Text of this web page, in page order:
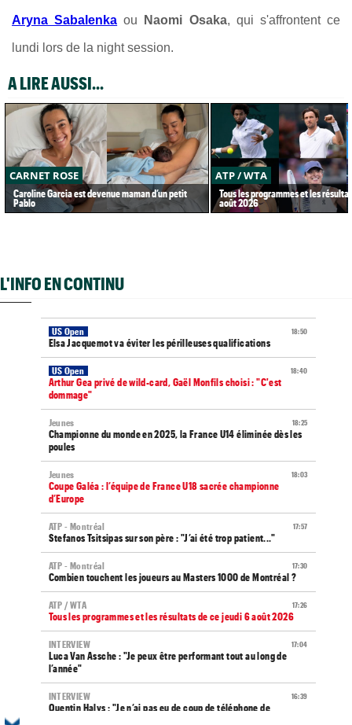
Aryna Sabalenka ou Naomi Osaka, qui s'affrontent ce
lundi lors de la night session.
A LIRE AUSSI...
CARNET ROSE
Caroline Garcia est devenue maman d’un petit
Pablo
ATP / WTA
Tous les programmes et les
août 2026
L'INFO EN CONTINU
18:50
US Open
Elsa Jacquemot va éviter les périlleuses qualifications
18:40
US Open
Arthur Gea privé de wild-card, Gaël Monfils choisi : "C'est
dommage"
18:25
Jeunes
Championne du monde en 2025, la France U14 éliminée dès les
poules
18:03
Jeunes
Coupe Galéa : l’équipe de France U18 sacrée championne
d’Europe
17:57
ATP - Montréal
Stefanos Tsitsipas sur son père : "J’ai été trop patient..."
17:30
ATP - Montréal
Combien touchent les joueurs au Masters 1000 de Montréal ?
17:26
ATP / WTA
Tous les programmes et les résultats de ce jeudi 6 août 2026
17:04
INTERVIEW
Luca Van Assche : "Je peux être performant tout au long de
l’année"
16:39
INTERVIEW
Quentin Halys : "Je n’ai pas eu de coup de téléphone de